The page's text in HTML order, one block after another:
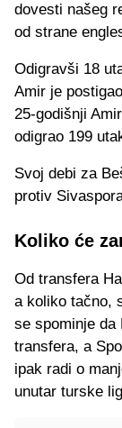
dovesti našeg
od strane
Odigravši 18
Amir je
25-godišnji
odigrao 199
Svoj debi za
protiv
Koliko će
Od transfera
a koliko tačno,
se spominje da
transfera, a
ipak radi o
unutar turske